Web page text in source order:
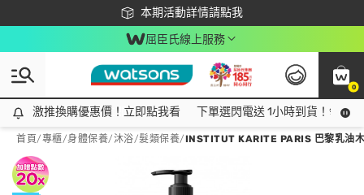
本期活動詳情請點我
下載app最高回饋$350
屈臣氏線上服務
0
激推換購優惠價！立即點我看
激推換購優惠價！立即點我看 下單選閃電送 1小時到貨！領神
首頁/專櫃/身體保養/沐浴/髮類保養/INSTITUT KARITE PARIS 巴黎乳油